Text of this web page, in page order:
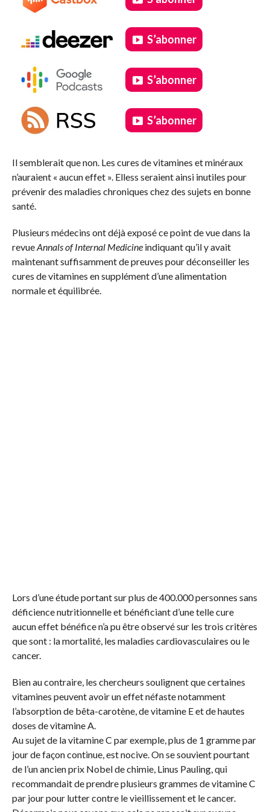
S’abonner
S’abonner
S’abonner
Il semblerait que non. Les cures de vitamines et minéraux
n’auraient « aucun effet ». Elless seraient ainsi inutiles pour
prévenir des maladies chroniques chez des sujets en bonne
santé.
Plusieurs médecins ont déjà exposé ce point de vue dans la
revueAnnals of Internal Medicineindiquant qu’il y avait
maintenant suffisamment de preuves pour déconseiller les
cures de vitamines en supplément d’une alimentation
normale et équilibrée.
Lors d’une étude portant sur plus de 400.000 personnes sans
déficience nutritionnelle et bénéficiant d’une telle cure
aucun effet bénéfice n’a pu être observé sur les trois critères
que sont : la mortalité, les maladies cardiovasculaires ou le
cancer.
Bien au contraire, les chercheurs soulignent que certaines
vitamines peuvent avoir un effet néfaste notamment
l’absorption de bêta-carotène, de vitamine E et de hautes
doses de vitamine A.
Au sujet de la vitamine C par exemple, plus de 1 gramme par
jour de façon continue, est nocive. On se souvient pourtant
de l’un ancien prix Nobel de chimie, Linus Pauling, qui
recommandait de prendre plusieurs grammes de vitamine C
par jour pour lutter contre le vieillissement et le cancer.